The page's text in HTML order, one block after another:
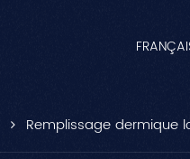
English
Remplissage dermique